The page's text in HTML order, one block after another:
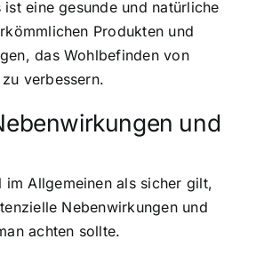
eine gesunde und natürliche
Produkten und
das Wohlbefinden von
verbessern.
und
im Allgemeinen als sicher gilt,
Nebenwirkungen und
achten sollte.